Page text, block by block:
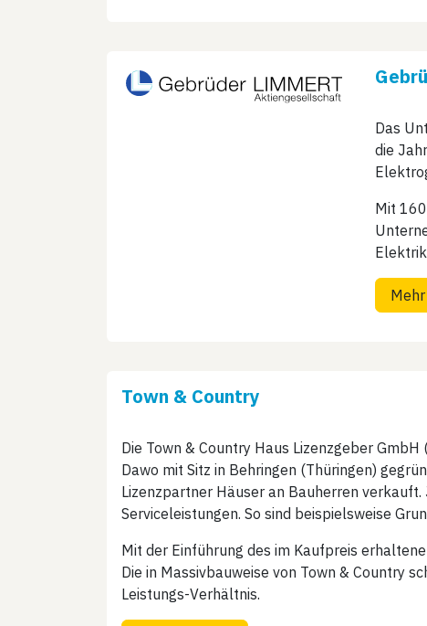
Das
die
Mit
Town & Country​
Die Town & Country Haus Lizenzgeber
Dawo mit Sitz in Behringen (Thüringen)
Lizenzpartner Häuser an Bauherren
Serviceleistungen. So sind beispielsweise
Mit der Einführung des im Kaufpreis
Die in Massivbauweise von Town & Country
Leistungs-Verhältnis.